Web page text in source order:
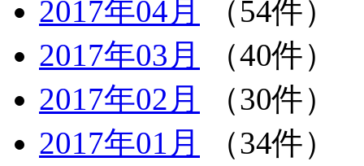
2017年04月
（54件）
2017年03月
（40件）
2017年02月
（30件）
2017年01月
（34件）